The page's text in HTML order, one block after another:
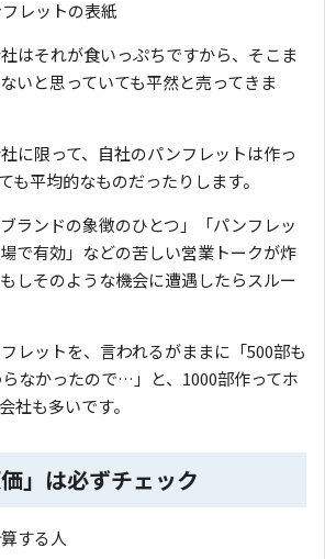
はそれが食いっぷちですから、そこま
いと思っていても平然と売ってきま
に限って、自社のパンフレットは作っ
も平均的なものだったりします。
ランドの象徴のひとつ」「パンフレッ
で有効」などの苦しい営業トークが炸
しそのような機会に遭遇したらスルー
レットを、言われるがままに「500部も
なかったので…」と、1000部作ってホ
社も多いです。
」は必ずチェック